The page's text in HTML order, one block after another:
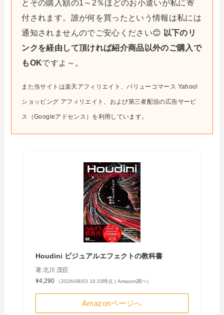
とその購入額の1～2％ほどのお小遣いが私に寄
付されます。誰が何を買ったという情報は私には
通知されませんのでご安心ください😊 以下のリ
ンクを経由して頂ければ紹介商品以外のご購入で
もOKですよ～。
また当サイトは楽天アフィリエイト、バリューコマース Yahoo!
ショッピング アフィリエイト、および第三者配信の広告サービ
ス（Googleアドセンス）を利用しています。
Houdini ビジュアルエフェクトの教科書
著:北川 茂臣
¥4,290
（2026/08/03 16:33時点 | Amazon調べ）
Amazonページへ